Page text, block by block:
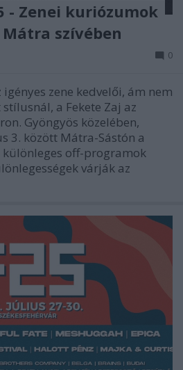
- Zenei kuriózumok
szívében
0
zene kedvelői, ám nem
a Fekete Zaj az
Gyöngyös közelében,
3. között Mátra-Sástón a
off-programok
várják az